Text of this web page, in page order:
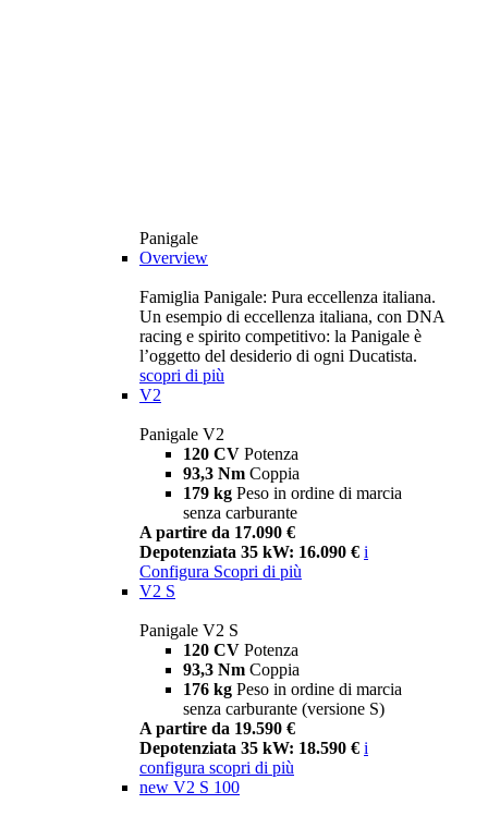
Panigale
Overview
Famiglia Panigale: Pura eccellenza italiana.
Un esempio di eccellenza italiana, con DNA
racing e spirito competitivo: la Panigale è
l’oggetto del desiderio di ogni Ducatista.
scopri di più
V2
Panigale V2
120 CV Potenza
93,3 Nm Coppia
179 kg Peso in ordine di marcia
senza carburante
A partire da 17.090 €
Depotenziata 35 kW: 16.090 € i
Configura Scopri di più
V2 S
Panigale V2 S
120 CV Potenza
93,3 Nm Coppia
176 kg Peso in ordine di marcia
senza carburante (versione S)
A partire da 19.590 €
Depotenziata 35 kW: 18.590 € i
configura scopri di più
new V2 S 100